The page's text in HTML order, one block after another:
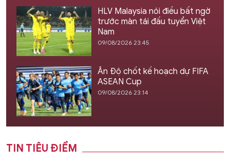
HLV Malaysia nói điều bất ngờ
trước màn tái đấu tuyển Việt
Nam
09/08/2026 23:45
Ấn Độ chốt kế hoạch dự FIFA
ASEAN Cup
09/08/2026 23:14
TIN TIÊU ĐIỂM